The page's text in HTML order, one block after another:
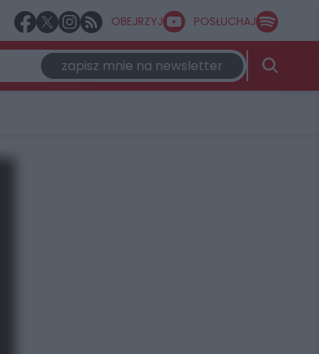
OBEJRZYJ POSŁUCHAJ
zapisz mnie na newsletter